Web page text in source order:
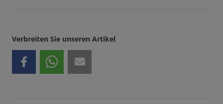
Verbreiten Sie unseren Artikel